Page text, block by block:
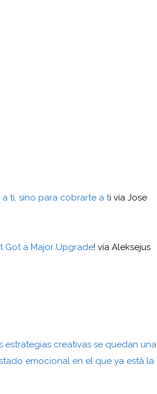
ti, sino para cobrarte a ti vía Jose
Got a Major Upgrade! vía Aleksejus
estrategias creativas se quedan una
emocional en el que ya está la